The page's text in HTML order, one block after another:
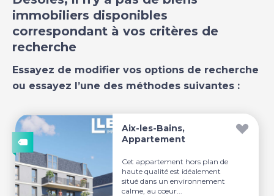
immobiliers disponibles
correspondant à vos critères de
recherche
Essayez de modifier vos options de recherche
ou essayez l’une des méthodes suivantes :
Aix-les-Bains,
Appartement
Cet appartement hors plan de
haute qualité est idéalement
situé dans un environnement
calme, au cœur...